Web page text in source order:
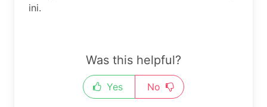
ini.
Was this helpful?
Yes No